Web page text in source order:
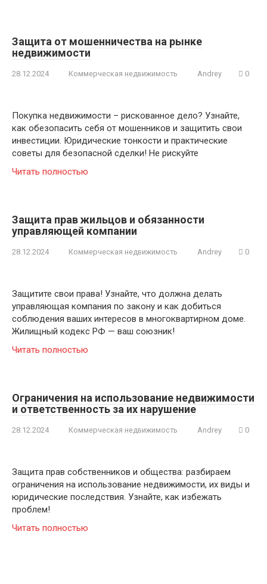
Защита от мошенничества на рынке
недвижимости
28.12.2024 Коммерческая недвижимость Andrey 0
Покупка недвижимости – рискованное дело? Узнайте,
как обезопасить себя от мошенников и защитить свои
инвестиции. Юридические тонкости и практические
советы для безопасной сделки! Не рискуйте
Читать полностью
Защита прав жильцов и обязанности
управляющей компании
28.12.2024 Коммерческая недвижимость Andrey 0
Защитите свои права! Узнайте, что должна делать
управляющая компания по закону и как добиться
соблюдения ваших интересов в многоквартирном доме.
Жилищный кодекс РФ — ваш союзник!
Читать полностью
Ограничения на использование недвижимости
и ответственность за их нарушение
28.12.2024 Коммерческая недвижимость Andrey 0
Защита прав собственников и общества: разбираем
ограничения на использование недвижимости, их виды и
юридические последствия. Узнайте, как избежать
проблем!
Читать полностью